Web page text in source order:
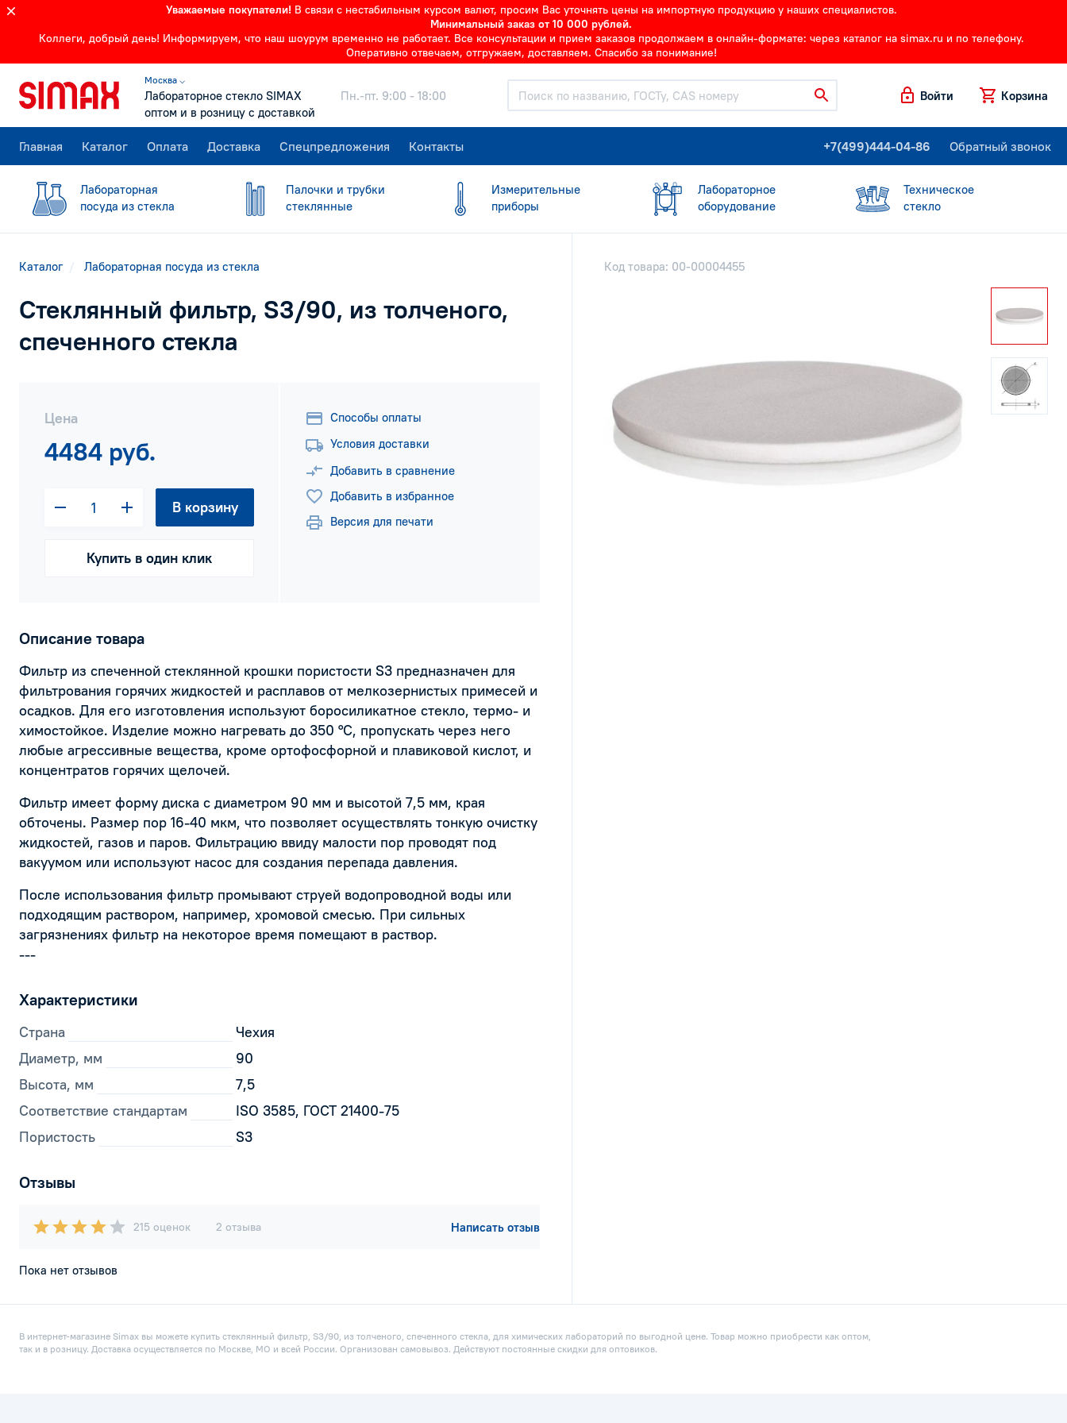
Уважаемые покупатели! В связи с нестабильным курсом валют, просим Вас уточнять цены на импортную продукцию у наших специалистов.
Минимальный заказ от 10 000 рублей.
Коллеги, добрый день! Информируем, что наш шоурум временно не работает. Все консультации и прием заказов продолжаем в онлайн-формате: через каталог на simax.ru и по телефону.
Оперативно отвечаем, отгружаем, доставляем. Спасибо за понимание!
Москва ⌵
Лабораторное стекло SIMAX
оптом и в розницу с доставкой
Пн.-пт. 9:00 - 18:00 Войти Корзина
Главная Каталог Оплата Доставка Спецпредложения Контакты +7(499)444-04-86 Обратный звонок
Лабораторная
посуда из стекла
Палочки и трубки
стеклянные
Измерительные
приборы
Лабораторное
оборудование
Техническое
стекло
Каталог Лабораторная посуда из стекла
Стеклянный фильтр, S3/90, из толченого,
спеченного стекла
Цена
4484 руб.
В корзину
Купить в один клик
Способы оплаты
Условия доставки
Добавить в сравнение
Добавить в избранное
Версия для печати
Описание товара
Фильтр из спеченной стеклянной крошки пористости S3 предназначен для
фильтрования горячих жидкостей и расплавов от мелкозернистых примесей и
осадков. Для его изготовления используют боросиликатное стекло, термо- и
химостойкое. Изделие можно нагревать до 350 °С, пропускать через него
любые агрессивные вещества, кроме ортофосфорной и плавиковой кислот, и
концентратов горячих щелочей.
Фильтр имеет форму диска с диаметром 90 мм и высотой 7,5 мм, края
обточены. Размер пор 16-40 мкм, что позволяет осуществлять тонкую очистку
жидкостей, газов и паров. Фильтрацию ввиду малости пор проводят под
вакуумом или используют насос для создания перепада давления.
После использования фильтр промывают струей водопроводной воды или
подходящим раствором, например, хромовой смесью. При сильных
загрязнениях фильтр на некоторое время помещают в раствор.
---
Характеристики
Страна
Чехия
Диаметр, мм
90
Высота, мм
7,5
Соответствие стандартам
ISO 3585, ГОСТ 21400-75
Пористость
S3
Отзывы
215 оценок 2 отзыва Написать отзыв
Пока нет отзывов
Код товара: 00-00004455
В интернет-магазине Simax вы можете купить стеклянный фильтр, S3/90, из толченого, спеченного стекла, для химических лабораторий по выгодной цене. Товар можно приобрести как оптом,
так и в розницу. Доставка осуществляется по Москве, МО и всей России. Организован самовывоз. Действуют постоянные скидки для оптовиков.